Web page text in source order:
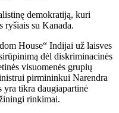
demokratiją, kuri
ryšiais su Kanada.
House“ Indijai už laisves
dėl diskriminacinės
visuomenės grupių
pirmininkui Narendra
yra tikra daugiapartinė
rinkimai.